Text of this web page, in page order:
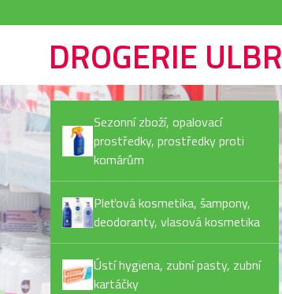
DROGERIE
Sezonní zboží, opalovací
prostředky, prostředky proti
komárům
Pleťová kosmetika, šampony,
deodoranty, vlasová kosmetika
Ústí hygiena, zubní pasty, zubní
kartáčky
Invisible Pure
Kč
(72PD/bal) Color
479,90 Kč